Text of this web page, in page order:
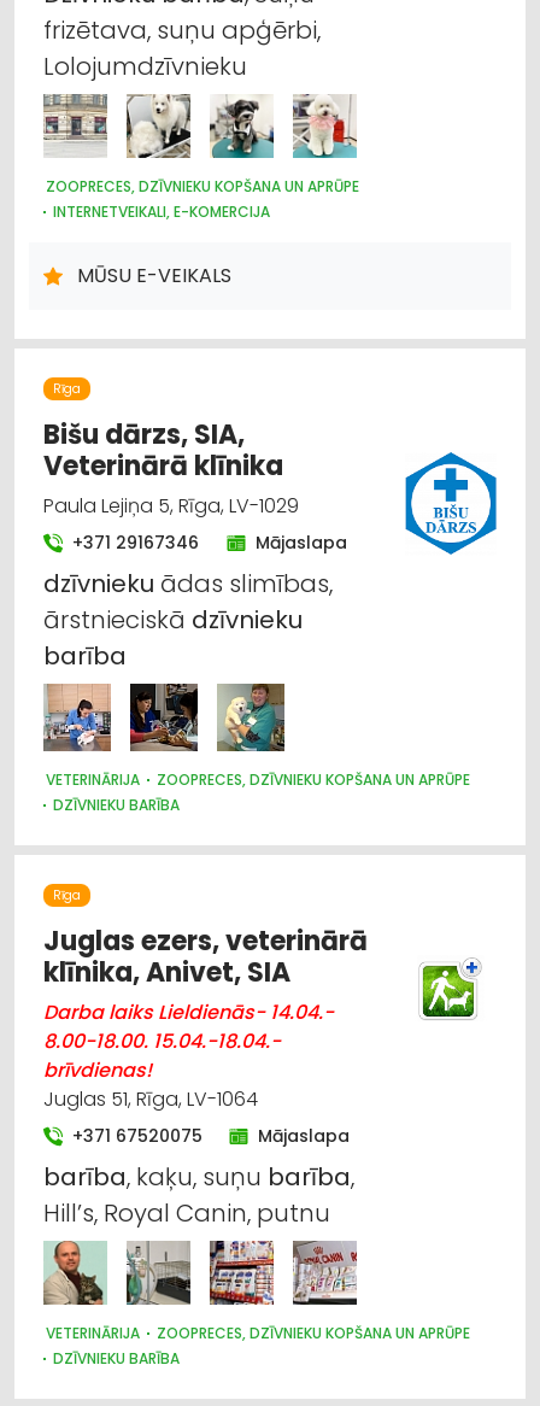
frizētava, suņu apģērbi,
Lolojumdzīvnieku
ZOOPRECES, DZĪVNIEKU KOPŠANA UN APRŪPE
INTERNETVEIKALI, E-KOMERCIJA
MŪSU E-VEIKALS
Rīga
Bišu dārzs, SIA,
Veterinārā klīnika
Paula Lejiņa 5, Rīga, LV-1029
+371 29167346 Mājaslapa
dzīvnieku ādas slimības,
ārstnieciskā dzīvnieku
barība
VETERINĀRIJA
ZOOPRECES, DZĪVNIEKU KOPŠANA UN APRŪPE
DZĪVNIEKU BARĪBA
Rīga
Juglas ezers, veterinārā
klīnika, Anivet, SIA
Darba laiks Lieldienās- 14.04.-
8.00-18.00. 15.04.-18.04.-
brīvdienas!
Juglas 51, Rīga, LV-1064
+371 67520075 Mājaslapa
barība, kaķu, suņu barība,
Hill’s, Royal Canin, putnu
VETERINĀRIJA
ZOOPRECES, DZĪVNIEKU KOPŠANA UN APRŪPE
DZĪVNIEKU BARĪBA